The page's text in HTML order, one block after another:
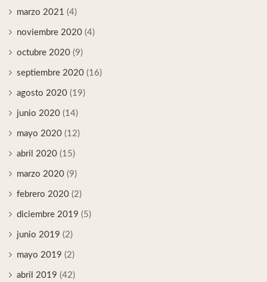
marzo 2021 (4)
noviembre 2020 (4)
octubre 2020 (9)
septiembre 2020 (16)
agosto 2020 (19)
junio 2020 (14)
mayo 2020 (12)
abril 2020 (15)
marzo 2020 (9)
febrero 2020 (2)
diciembre 2019 (5)
junio 2019 (2)
mayo 2019 (2)
abril 2019 (42)